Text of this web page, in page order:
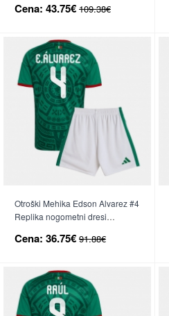
Dolgi Rokav (+ hlače)
Cena: 43.75€ 109.38€
Otroški Mehika Edson Alvarez #4
Replika nogometni dresi
Rokav (+ hlače)
Cena: 36.75€ 91.88€